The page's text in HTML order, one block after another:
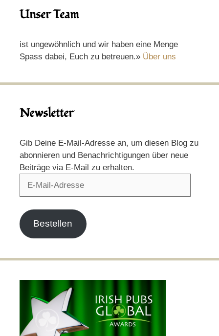
Unser Team
ist ungewöhnlich und wir haben eine Menge
Spass dabei, Euch zu betreuen.» Über uns
Newsletter
Gib Deine E-Mail-Adresse an, um diesen Blog zu
abonnieren und Benachrichtigungen über neue
Beiträge via E-Mail zu erhalten.
Bestellen